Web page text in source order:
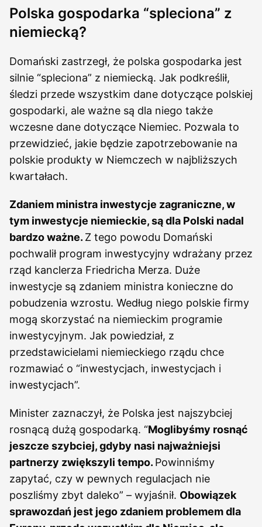
Polska gospodarka “spleciona” z
niemiecką?
Domański zastrzegł, że polska gospodarka jest
silnie “spleciona” z niemiecką. Jak podkreślił,
śledzi przede wszystkim dane dotyczące polskiej
gospodarki, ale ważne są dla niego także
wczesne dane dotyczące Niemiec. Pozwala to
przewidzieć, jakie będzie zapotrzebowanie na
polskie produkty w Niemczech w najbliższych
kwartałach.
Zdaniem ministra inwestycje zagraniczne, w
tym inwestycje niemieckie, są dla Polski nadal
bardzo ważne. Z tego powodu Domański
pochwalił program inwestycyjny wdrażany przez
rząd kanclerza Friedricha Merza. Duże
inwestycje są zdaniem ministra konieczne do
pobudzenia wzrostu. Według niego polskie firmy
mogą skorzystać na niemieckim programie
inwestycyjnym. Jak powiedział, z
przedstawicielami niemieckiego rządu chce
rozmawiać o “inwestycjach, inwestycjach i
inwestycjach”.
Minister zaznaczył, że Polska jest najszybciej
rosnącą dużą gospodarką. “Moglibyśmy rosnąć
jeszcze szybciej, gdyby nasi najważniejsi
partnerzy zwiększyli tempo. Powinniśmy
zapytać, czy w pewnych regulacjach nie
poszliśmy zbyt daleko” – wyjaśnił. Obowiązek
sprawozdań jest jego zdaniem problemem dla